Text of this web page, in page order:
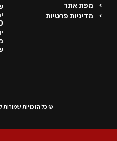
מפת אתר
מדיניות פרטיות
© כל הזכויות שמורות